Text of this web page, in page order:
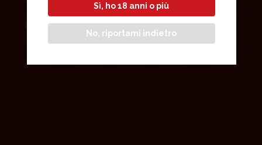
Il gioco più popolare e tradizionale
d’Italia
Sì, ho 18 anni o più
No, riportami indietro